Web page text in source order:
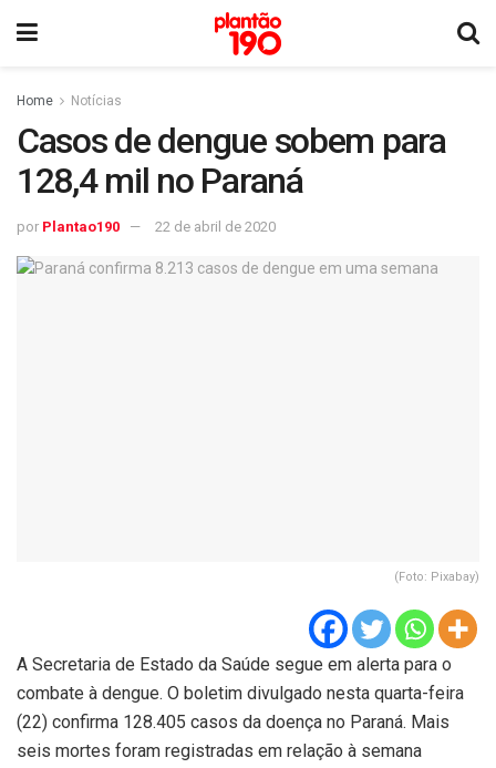
Home Notícias
Casos de dengue sobem para
128,4 mil no Paraná
por Plantao190 22 de abril de 2020
(Foto: Pixabay)
A Secretaria de Estado da Saúde segue em alerta para o
combate à dengue. O boletim divulgado nesta quarta-feira
(22) confirma 128.405 casos da doença no Paraná. Mais
seis mortes foram registradas em relação à semana